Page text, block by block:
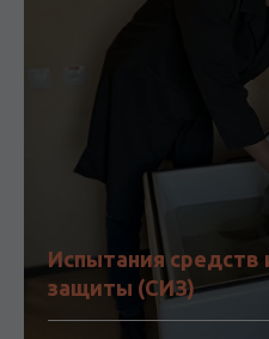
Испытания
защиты (СИЗ)